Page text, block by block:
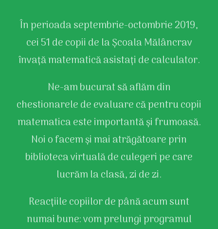
În perioada septembrie-octombrie 2019,
cei 51 de copii de la Școala Mălâncrav
învață matematică asistați de calculator.
Ne-am bucurat să aflăm din
chestionarele de evaluare că pentru copii
matematica este importantă și frumoasă.
Noi o facem și mai atrăgătoare prin
biblioteca virtuală de culegeri pe care
lucrăm la clasă, zi de zi.
Reacțiile copiilor de până acum sunt
numai bune: vom prelungi programul